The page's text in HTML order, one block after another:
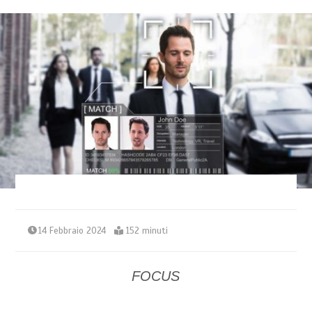
14 Febbraio 2024 152 minuti
FOCUS